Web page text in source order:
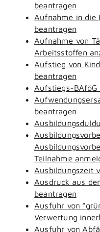
beantragen
Aufnahme in die
beantragen
Aufnahme von
Arbeitsstoffen
Aufstieg von
beantragen
Aufstiegs-BAföG
beantragen
Teilnahme
Ausbildungszeit
Ausdruck aus
beantragen
Ausfuhr von
Verwertung
Ausfuhr von